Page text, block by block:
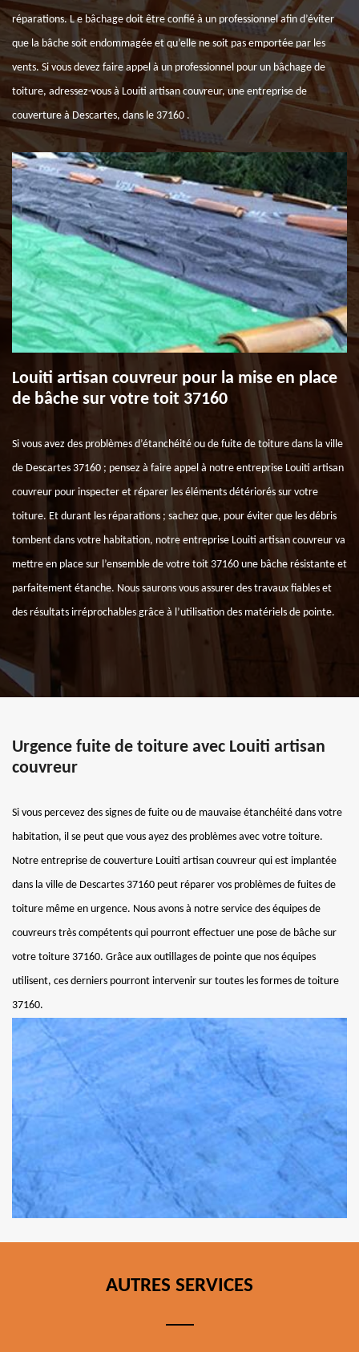
réparations. L e bâchage doit être confié à un professionnel afin d’éviter
que la bâche soit endommagée et qu’elle ne soit pas emportée par les
vents. Si vous devez faire appel à un professionnel pour un bâchage de
toiture, adressez-vous à Louiti artisan couvreur, une entreprise de
couverture à Descartes, dans le 37160 .
Louiti artisan couvreur pour la mise en place
de bâche sur votre toit 37160
Si vous avez des problèmes d’étanchéité ou de fuite de toiture dans la ville
de Descartes 37160 ; pensez à faire appel à notre entreprise Louiti artisan
couvreur pour inspecter et réparer les éléments détériorés sur votre
toiture. Et durant les réparations ; sachez que, pour éviter que les débris
tombent dans votre habitation, notre entreprise Louiti artisan couvreur va
mettre en place sur l’ensemble de votre toit 37160 une bâche résistante et
parfaitement étanche. Nous saurons vous assurer des travaux fiables et
des résultats irréprochables grâce à l’utilisation des matériels de pointe.
Urgence fuite de toiture avec Louiti artisan
couvreur
Si vous percevez des signes de fuite ou de mauvaise étanchéité dans votre
habitation, il se peut que vous ayez des problèmes avec votre toiture.
Notre entreprise de couverture Louiti artisan couvreur qui est implantée
dans la ville de Descartes 37160 peut réparer vos problèmes de fuites de
toiture même en urgence. Nous avons à notre service des équipes de
couvreurs très compétents qui pourront effectuer une pose de bâche sur
votre toiture 37160. Grâce aux outillages de pointe que nos équipes
utilisent, ces derniers pourront intervenir sur toutes les formes de toiture
37160.
AUTRES SERVICES